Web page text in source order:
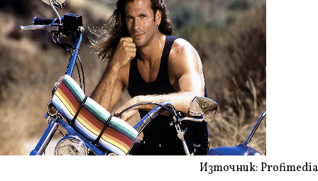
Източник: Profimedia